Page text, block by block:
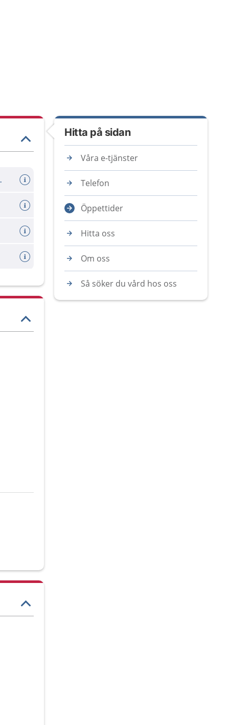
tid
Hitta på sidan
Våra e-tjänster
Telefon
Öppettider
Hitta oss
Om oss
Så söker du vård hos oss